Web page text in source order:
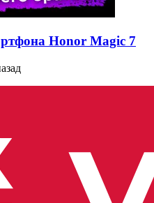
Honor Magic 7